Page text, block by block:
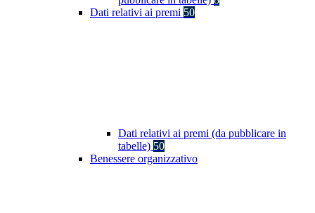
Dati relativi ai premi 50
Dati relativi ai premi (da pubblicare in
tabelle) 50
Benessere organizzativo